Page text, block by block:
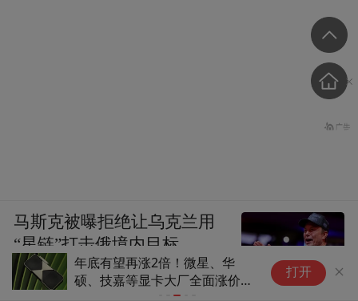
蔡皋安徒生奖获奖感言全文曝
光：世界的未来永远在孩子身上
打开
马斯克被曝拒绝让乌克兰用
“星链”打击俄境内目标